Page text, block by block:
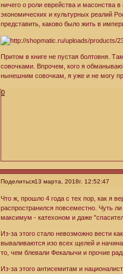
ничего о роли еврейства и масонства
экономических и культурных реалий
представить, каково было жить в
Притом в книге не пустая болтовня.
совочками. Впрочем, кого я
нынешним совочкам, я уже и не могу
0
Поделиться13 марта, 2018г. 12:52:47
Что ж, прошло 4 года с тех пор, как я
распространился повсеместно. Чуть
максимум - катехоном и даже
Из-за этого стало невозможно вести
вываливаются изо всех щелей и
то, чем блевали Фекалычи и прочие
Из-за этого антисемитам и